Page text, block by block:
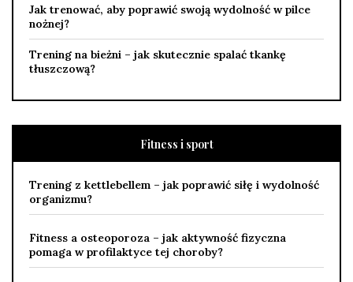
Jak trenować, aby poprawić swoją wydolność w pilce
nożnej?
Trening na bieżni – jak skutecznie spalać tkankę
tłuszczową?
Fitness i sport
Trening z kettlebellem – jak poprawić siłę i wydolność
organizmu?
Fitness a osteoporoza – jak aktywność fizyczna
pomaga w profilaktyce tej choroby?